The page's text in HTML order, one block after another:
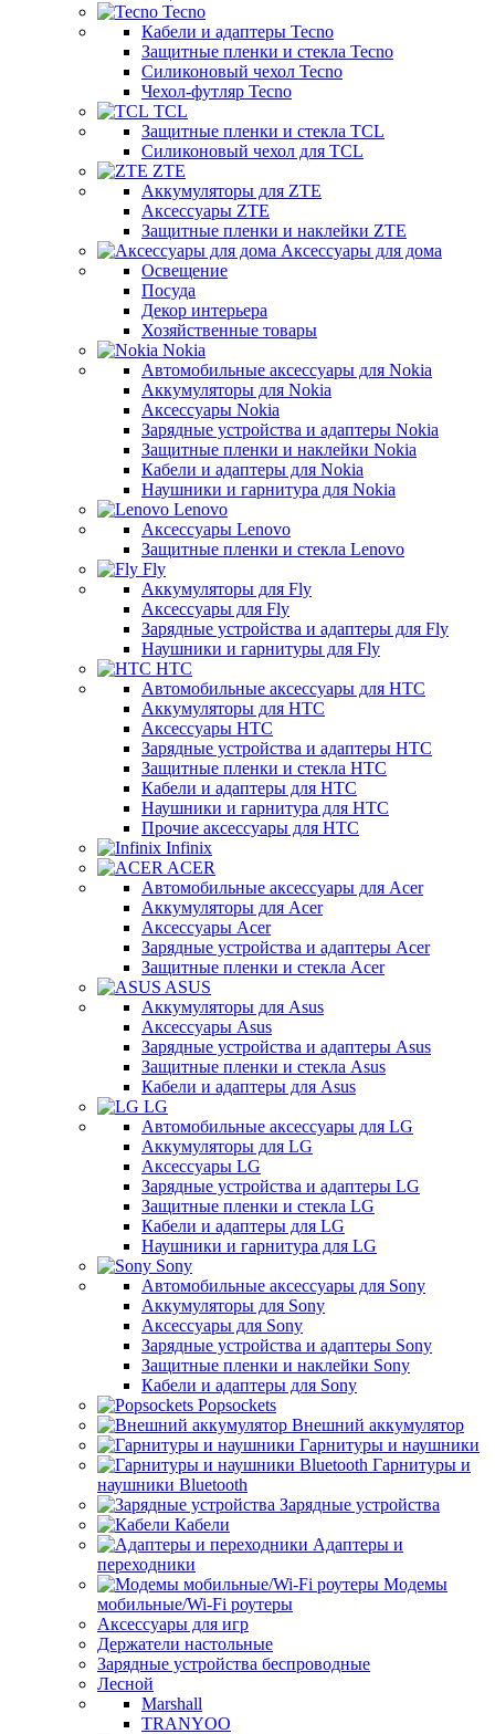
Tecno
Кабели и адаптеры Tecno
Защитные пленки и стекла Tecno
Силиконовый чехол Tecno
Чехол-футляр Tecno
TCL
Защитные пленки и стекла TCL
Силиконовый чехол для TCL
ZTE
Аккумуляторы для ZTE
Аксессуары ZTE
Защитные пленки и наклейки ZTE
Аксессуары для дома
Освещение
Посуда
Декор интерьера
Хозяйственные товары
Nokia
Автомобильные аксессуары для Nokia
Аккумуляторы для Nokia
Аксессуары Nokia
Зарядные устройства и адаптеры Nokia
Защитные пленки и наклейки Nokia
Кабели и адаптеры для Nokia
Наушники и гарнитура для Nokia
Lenovo
Аксессуары Lenovo
Защитные пленки и стекла Lenovo
Fly
Аккумуляторы для Fly
Аксессуары для Fly
Зарядные устройства и адаптеры для Fly
Наушники и гарнитуры для Fly
HTC
Автомобильные аксессуары для HTC
Аккумуляторы для HTC
Аксессуары HTC
Зарядные устройства и адаптеры HTC
Защитные пленки и стекла HTC
Кабели и адаптеры для HTC
Наушники и гарнитура для HTC
Прочие аксессуары для HTC
Infinix
ACER
Автомобильные аксессуары для Acer
Аккумуляторы для Acer
Аксессуары Acer
Зарядные устройства и адаптеры Acer
Защитные пленки и стекла Acer
ASUS
Аккумуляторы для Asus
Аксессуары Asus
Зарядные устройства и адаптеры Asus
Защитные пленки и стекла Asus
Кабели и адаптеры для Asus
LG
Автомобильные аксессуары для LG
Аккумуляторы для LG
Аксессуары LG
Зарядные устройства и адаптеры LG
Защитные пленки и стекла LG
Кабели и адаптеры для LG
Наушники и гарнитура для LG
Sony
Автомобильные аксессуары для Sony
Аккумуляторы для Sony
Аксессуары для Sony
Зарядные устройства и адаптеры Sony
Защитные пленки и наклейки Sony
Кабели и адаптеры для Sony
Popsockets
Внешний аккумулятор
Гарнитуры и наушники
Гарнитуры и
наушники Bluetooth
Зарядные устройства
Кабели
Адаптеры и
переходники
Модемы
мобильные/Wi-Fi роутеры
Аксессуары для игр
Держатели настольные
Зарядные устройства беспроводные
Лесной
Marshall
TRANYOO